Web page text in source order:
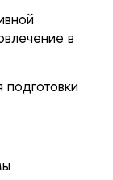
в